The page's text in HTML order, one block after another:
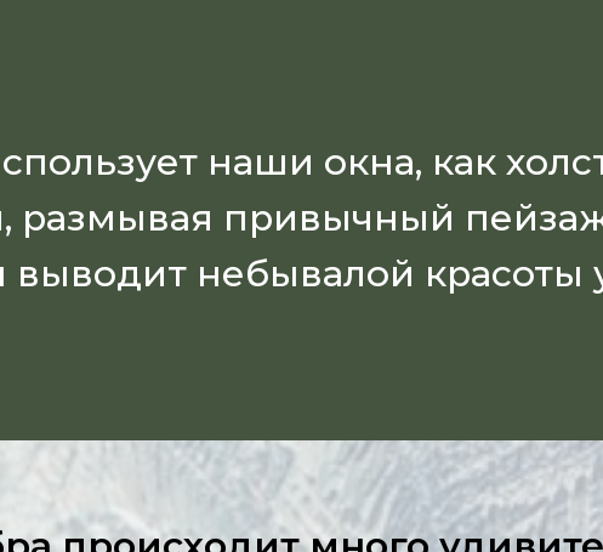
наши окна, как
привычный
выводит небывалой красоты